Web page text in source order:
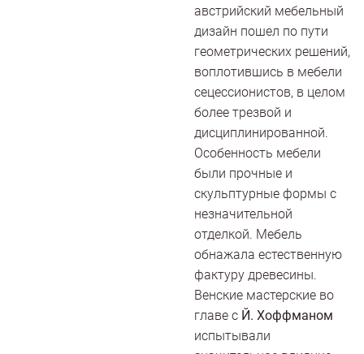
австрийский мебельный
дизайн пошел по пути
геометрических решений,
воплотившись в мебели
сецессионистов, в целом
более трезвой и
дисциплинированной.
Особенность мебели
были прочные и
скульптурные формы с
незначительной
отделкой. Мебель
обнажала естественную
фактуру древесины.
Венские мастерские во
главе с Й. Хоффманом
испытывали